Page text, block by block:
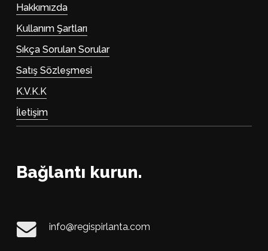
Hakkımızda
Kullanım Şartları
Sıkça Sorulan Sorular
Satış Sözleşmesi
K.V.K.K
İletişim
Bağlantı kurun.
info@regispirlanta.com